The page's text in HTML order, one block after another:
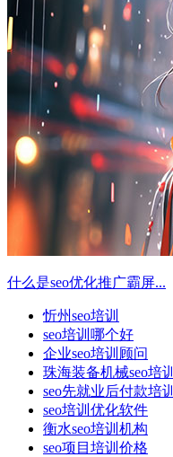
什么是seo优化推广霸屏...
忻州seo培训
seo培训哪个好
企业seo培训顾问
珠海装备机械seo培训
seo先就业后付款培训
seo培训优化软件
衡水seo培训机构
seo项目培训价格